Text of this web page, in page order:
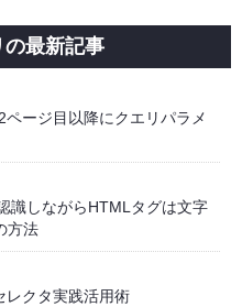
の最新記事
ページ目以降にクエリパラメ
識しながらHTMLタグは文字
方法
レクタ実践活用術